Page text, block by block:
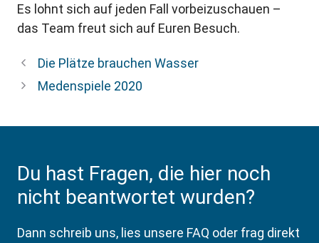
Es lohnt sich auf jeden Fall vorbeizuschauen –
das Team freut sich auf Euren Besuch.
Die Plätze brauchen Wasser
Medenspiele 2020
Du hast Fragen, die hier noch
nicht beantwortet wurden?
Dann schreib uns, lies unsere FAQ oder frag direkt